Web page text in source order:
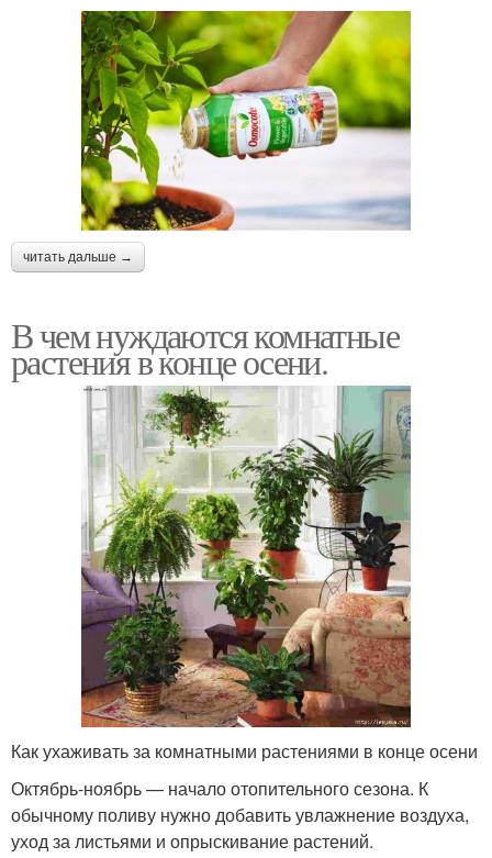
читать дальше →
В чем нуждаются комнатные
растения в конце осени.
Как ухаживать за комнатными растениями в конце осени
Октябрь-ноябрь — начало отопительного сезона. К
обычному поливу нужно добавить увлажнение воздуха,
уход за листьями и опрыскивание растений.